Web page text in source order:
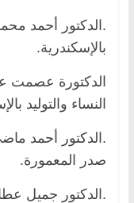
.الدكتور أحمد
بالإسكندرية.
الدكتورة عصمت
النساء والتوليد
.الدكتور أحمد
صدر المعمورة.
.الدكتور جميل